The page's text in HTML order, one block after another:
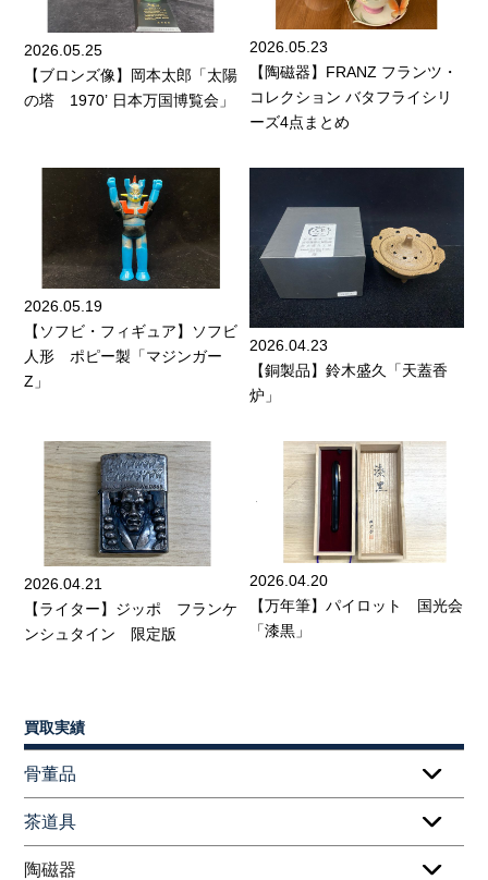
2026.05.25
【ブロンズ像】岡本太郎「太陽
の塔 1970’ 日本万国博覧会」
2026.05.23
【陶磁器】FRANZ フランツ・
コレクション バタフライシリ
ーズ4点まとめ
2026.05.19
【ソフビ・フィギュア】ソフビ
人形 ポピー製「マジンガー
Z」
2026.04.23
【銅製品】鈴木盛久「天蓋香
炉」
2026.04.21
【ライター】ジッポ フランケ
ンシュタイン 限定版
2026.04.20
【万年筆】パイロット 国光会
「漆黒」
買取実績
骨董品
茶道具
陶磁器